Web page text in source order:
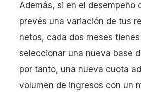
Además, si en el desempeño
prevés una variación de tus
netos, cada dos meses
seleccionar una nueva base
por tanto, una nueva cuota
volumen de ingresos con un